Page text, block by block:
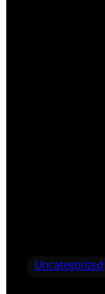
Uncategorized